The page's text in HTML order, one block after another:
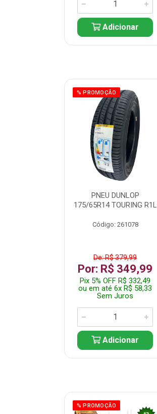
Adicionar
% PROMOÇÃO
PNEU DUNLOP
175/65R14 TOURING R1L
Código: 261078
De: R$ 379,99
Por: R$ 349,99
Pix 5% OFF R$ 332,49
ou em até 6x R$ 58,33
Sem Juros
Adicionar
% PROMOÇÃO